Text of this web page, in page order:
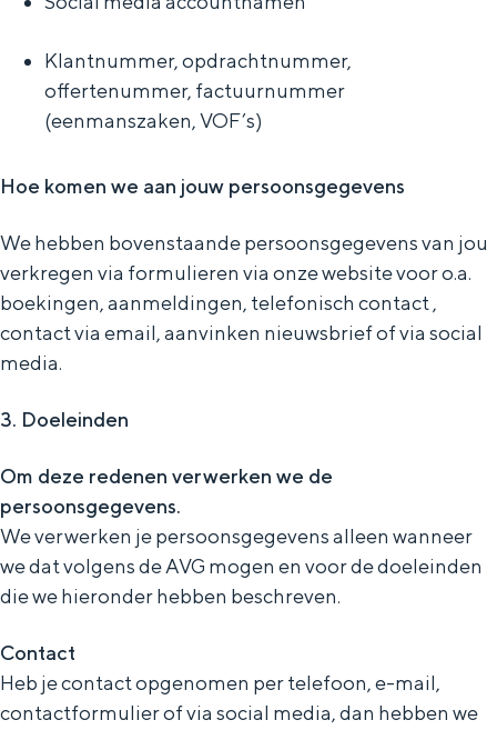
De huisstijl van Groningen is gebaseerd
Om het wat eenvoudiger te zeggen: ons
uiterlijk komt voort uit ons innerlijk.
Bestuur
Vacatures
Contact
Klantnummer, opdrachtnummer,
offertenummer, factuurnummer
(eenmanszaken, VOF’s)
Hoe komen we aan jouw persoonsgegevens
We hebben bovenstaande persoonsgegevens van jou
verkregen via formulieren via onze website voor o.a.
boekingen, aanmeldingen, telefonisch contact ,
contact via email, aanvinken nieuwsbrief of via social
media.
3. Doeleinden
Om deze redenen verwerken we de
persoonsgegevens.
We verwerken je persoonsgegevens alleen wanneer
we dat volgens de AVG mogen en voor de doeleinden
die we hieronder hebben beschreven.
Contact
Heb je contact opgenomen per telefoon, e-mail,
contactformulier of via social media, dan hebben we